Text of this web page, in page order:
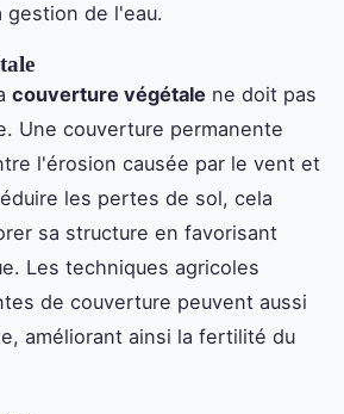
gestion de l'eau.
couverture végétale ne doit pas
Une couverture permanente
l'érosion causée par le vent et
les pertes de sol, cela
sa structure en favorisant
Les techniques agricoles
de couverture peuvent aussi
améliorant ainsi la fertilité du